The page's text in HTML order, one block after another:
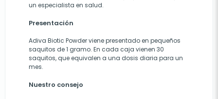
un especialista en salud.
Presentación
Adiva Biotic Powder viene presentado en pequeños
saquitos de 1 gramo. En cada caja vienen 30
saquitos, que equivalen a una dosis diaria para un
mes.
Nuestro consejo